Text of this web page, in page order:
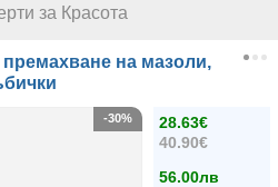
за Красота
на мазоли,
28.63€
40.90€
56.00лв
-30%